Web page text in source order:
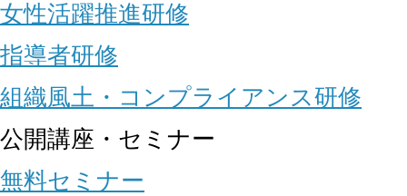
女性活躍推進研修
指導者研修
組織風土・コンプライアンス研修
公開講座・セミナー
無料セミナー